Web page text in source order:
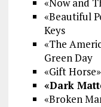
«Now and
«Beautiful
Keys
«The
Green Day
«Gift
«Dark
«Broken